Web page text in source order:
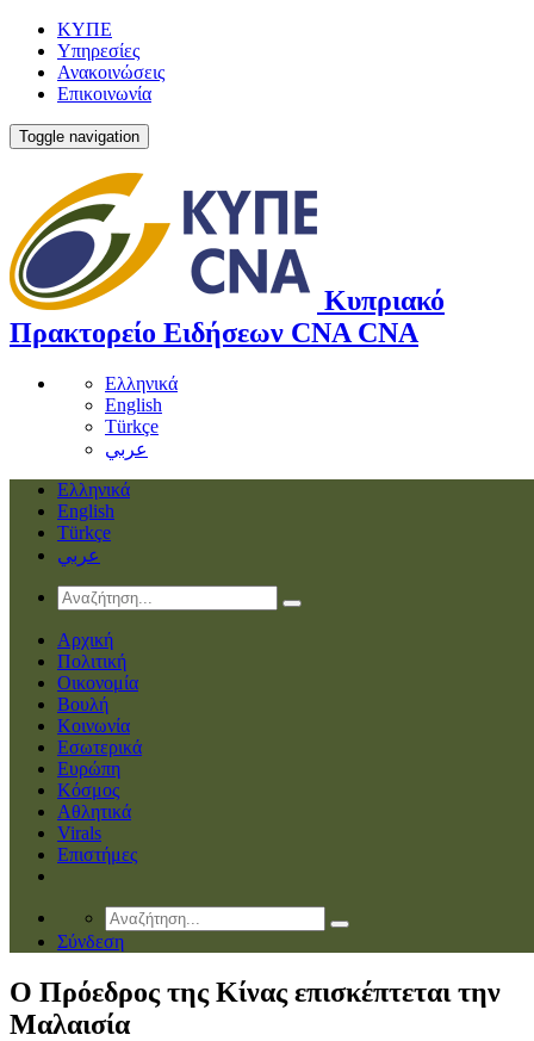
ΚΥΠΕ
Υπηρεσίες
Ανακοινώσεις
Επικοινωνία
Toggle navigation
Κυπριακό
Πρακτορείο Ειδήσεων CNA CNA
Ελληνικά
English
Türkçe
عربي
Ελληνικά
English
Türkçe
عربي
Αρχική
Πολιτική
Οικονομία
Βουλή
Κοινωνία
Εσωτερικά
Ευρώπη
Κόσμος
Αθλητικά
Virals
Επιστήμες
Σύνδεση
Ο Πρόεδρος της Κίνας επισκέπτεται την
Μαλαισία